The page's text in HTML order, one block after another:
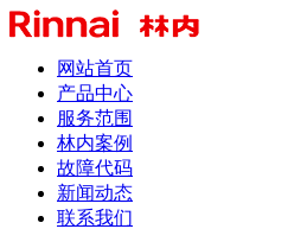
网站首页
产品中心
服务范围
林内案例
故障代码
新闻动态
联系我们